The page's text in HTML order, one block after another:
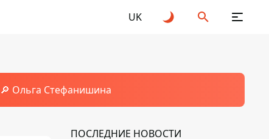
UK
🔎 Ольга Стефанишина
ПОСЛЕДНИЕ НОВОСТИ